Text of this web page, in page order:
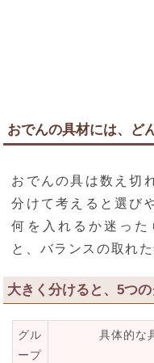
おでんの具材には、ど
おでんの具は数え切
分けて考えると選び
何を入れるか迷った
と、バランスの取れ
大きく分けると、5つ
グル
ープ
具体的な